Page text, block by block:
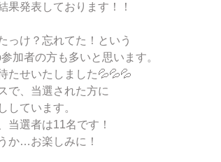
果発表しております！！
っけ？忘れてた！という
加者の方も多いと思います。
たせいたしました💦💦💦
で、当選された方に
しています。
当選者は11名です！
か…お楽しみに！